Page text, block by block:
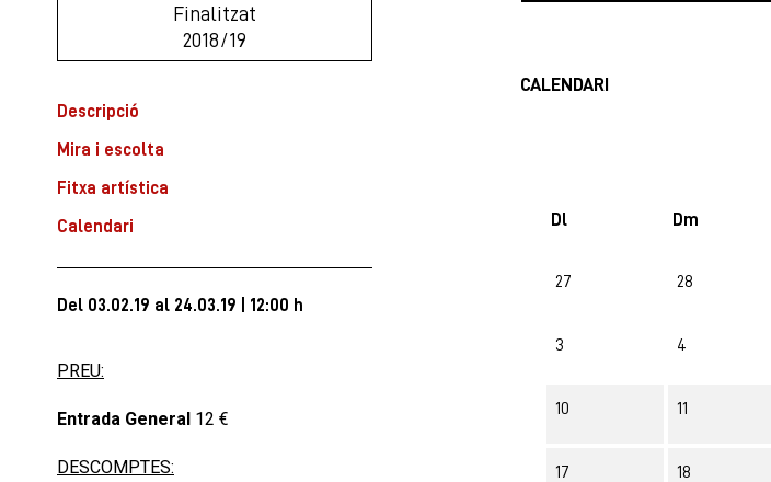
Finalitzat
2018/19
Descripció
Mira i escolta
Fitxa artística
Calendari
Del 03.02.19 al 24.03.19 12:00 h
PREU:
Entrada General 12 €
DESCOMPTES:
CALENDARI
Dl Dm
No hi ha cap activitat aquest mes
27 28
3 4
10 11
17 18